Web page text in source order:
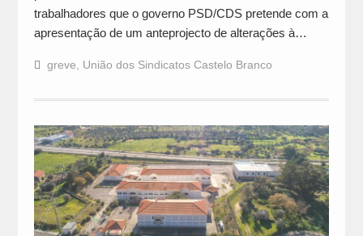
trabalhadores que o governo PSD/CDS pretende com a
apresentação de um anteprojecto de alterações à…
greve União dos Sindicatos Castelo Branco